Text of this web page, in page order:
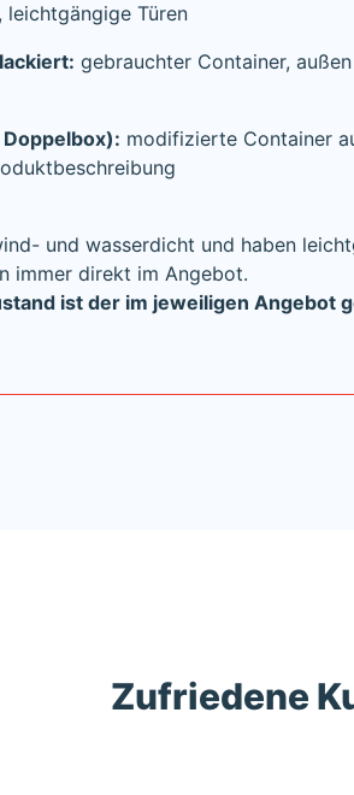
leichtgängige Türen
gebrauchter Container,
Doppelbox): modifizierte Container
und wasserdicht und haben
immer direkt im Angebot.
ist der im jeweiligen Angebot
Zufriedene